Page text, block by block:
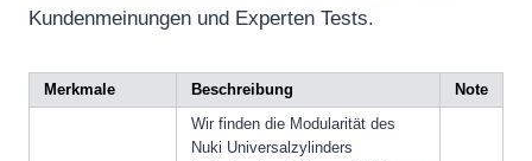
Kundenmeinungen und Experten Tests.
Merkmale Beschreibung Note
Wir finden die Modularität des
Nuki Universalzylinders